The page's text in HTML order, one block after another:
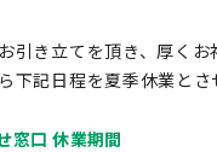
引き立てを頂き、厚くお
下記日程を夏季休業とさ
窓口 休業期間